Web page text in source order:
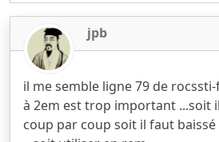
jpb
il me semble ligne 79 de
à 2em est trop important ...soit
coup par coup soit il faut baissé